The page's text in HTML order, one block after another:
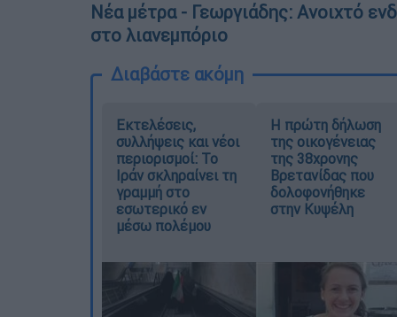
Νέα μέτρα - Γεωργιάδης: Ανοιχτό
στο λιανεμπόριο
Διαβάστε ακόμη
Εκτελέσεις,
συλλήψεις και νέοι
περιορισμοί: Το
Ιράν σκληραίνει τη
γραμμή στο
εσωτερικό εν
μέσω πολέμου
Η πρώτη δήλωση
της οικογένειας
της 38χρονης
Βρετανίδας που
δολοφονήθηκε
στην Κυψέλη